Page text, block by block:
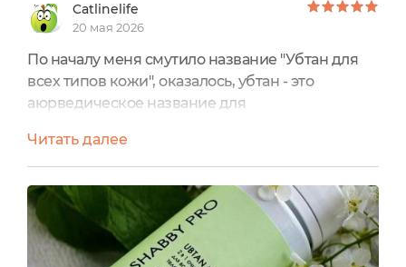
Catlinelife
20 мая 2026
По началу меня смутило название "Убтан для
всех типов кожи", оказалось, убтан - это
аюрведическое название для
(само название уже погружает в СПА). С
брендом я уже была знакома по
замечательному крему для лица, бальзаму для
губ и прекрасному очищающему гелю для рук,
поэтому решила добавить в свой арсенал и это
средство.Самым главным преимуществом для
Читать далее